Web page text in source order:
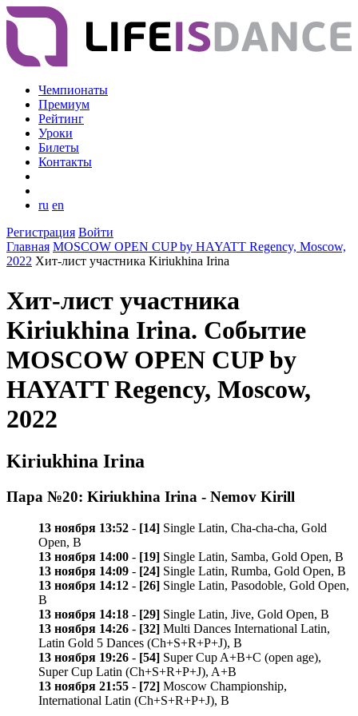
Чемпионаты
Премиум
Рейтинг
Уроки
Билеты
Контакты
ru en
Регистрация Войти
Главная MOSCOW OPEN CUP by HAYATT Regency, Moscow,
2022 Хит-лист участника Kiriukhina Irina
Хит-лист участника
Kiriukhina Irina. Событие
MOSCOW OPEN CUP by
HAYATT Regency, Moscow,
2022
Kiriukhina Irina
Пара №20: Kiriukhina Irina - Nemov Kirill
13 ноября 13:52 - [14] Single Latin, Cha-cha-cha, Gold
Open, B
13 ноября 14:00 - [19] Single Latin, Samba, Gold Open, B
13 ноября 14:09 - [24] Single Latin, Rumba, Gold Open, B
13 ноября 14:12 - [26] Single Latin, Pasodoble, Gold Open,
B
13 ноября 14:18 - [29] Single Latin, Jive, Gold Open, B
13 ноября 14:26 - [32] Multi Dances International Latin,
Latin Gold 5 Dances (Ch+S+R+P+J), B
13 ноября 19:26 - [54] Super Cup A+B+C (open age),
Super Cup Latin (Ch+S+R+P+J), A+B
13 ноября 21:55 - [72] Moscow Championship,
International Latin (Ch+S+R+P+J), B